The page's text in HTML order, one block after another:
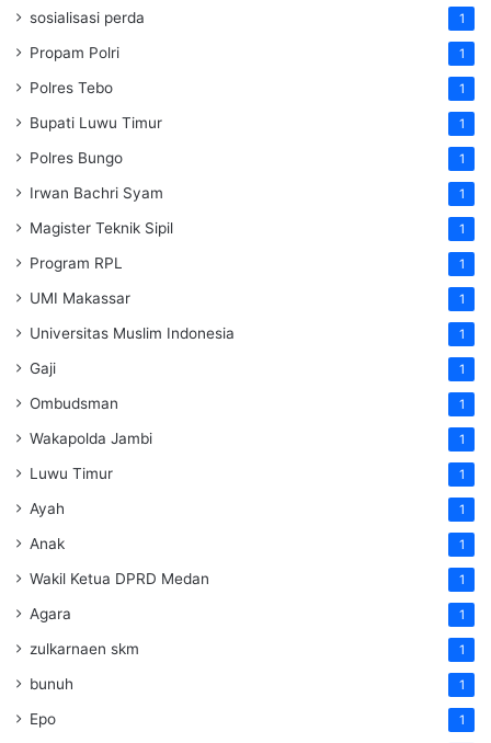
sosialisasi perda 1
Propam Polri 1
Polres Tebo 1
Bupati Luwu Timur 1
Polres Bungo 1
Irwan Bachri Syam 1
Magister Teknik Sipil 1
Program RPL 1
UMI Makassar 1
Universitas Muslim Indonesia 1
Gaji 1
Ombudsman 1
Wakapolda Jambi 1
Luwu Timur 1
Ayah 1
Anak 1
Wakil Ketua DPRD Medan 1
Agara 1
zulkarnaen skm 1
bunuh 1
Epo 1